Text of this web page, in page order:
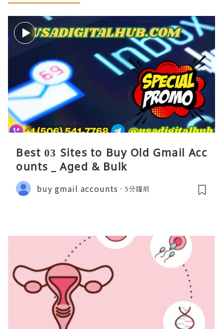
Best 03 Sites to Buy Old Gmail Acc
ounts _ Aged & Bulk
buy gmail accounts 5分鐘前